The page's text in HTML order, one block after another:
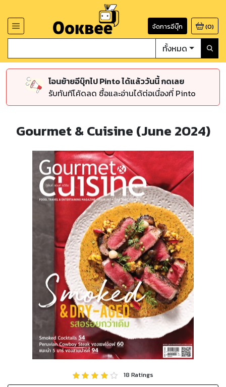
จัดการอีบุ๊ก (0)
ทั้งหมด
โอนย้ายอีบุ๊กไป Pinto ได้แล้ววันนี้ กดเลย
รับทันทีโค้ดลด ซื้อและอ่านได้ต่อเนื่องที่ Pinto
Gourmet & Cuisine (June 2024)
18 Ratings